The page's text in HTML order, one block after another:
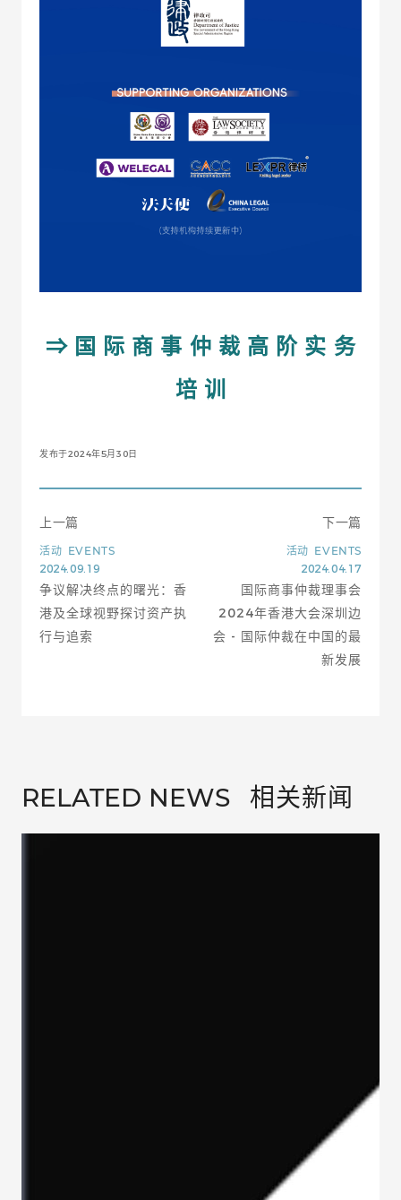
⇒ 国 际 商 事 仲 裁 高 阶 实 务
培 训
发布于2024年5月30日
上一篇
活动 EVENTS
2024.09.19
争议解决终点的曙光：香
港及全球视野探讨资产执
行与追索
下一篇
活动 EVENTS
2024.04.17
国际商事仲裁理事会
2024年香港大会深圳边
会 - 国际仲裁在中国的最
新发展
RELATED NEWS 相关新闻